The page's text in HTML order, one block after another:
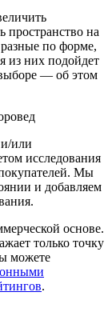
пространство на
по форме,
из них подойдет
— об этом
и/или
исследования
Мы
и добавляем
основе.
только точку
можете
.